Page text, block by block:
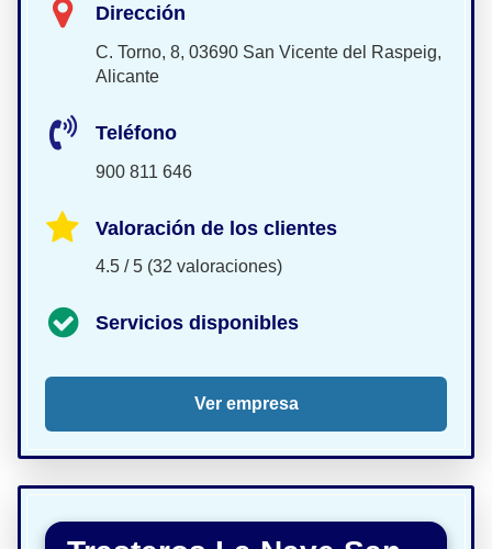
Dirección
C. Torno, 8, 03690 San Vicente del Raspeig,
Alicante
Teléfono
900 811 646
Valoración de los clientes
4.5 / 5 (32 valoraciones)
Servicios disponibles
Ver empresa